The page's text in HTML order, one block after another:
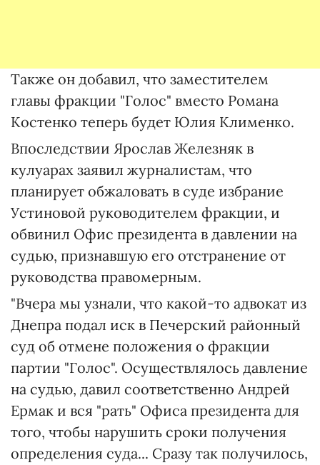
Также он добавил, что заместителем
главы фракции "Голос" вместо Романа
Костенко теперь будет Юлия Клименко.
Впоследствии Ярослав Железняк в
кулуарах заявил журналистам, что
планирует обжаловать в суде избрание
Устиновой руководителем фракции, и
обвинил Офис президента в давлении на
судью, признавшую его отстранение от
руководства правомерным.
"Вчера мы узнали, что какой-то адвокат из
Днепра подал иск в Печерский районный
суд об отмене положения о фракции
партии "Голос". Осуществлялось давление
на судью, давил соответственно Андрей
Ермак и вся "рать" Офиса президента для
того, чтобы нарушить сроки получения
определения суда... Сразу так получилось,